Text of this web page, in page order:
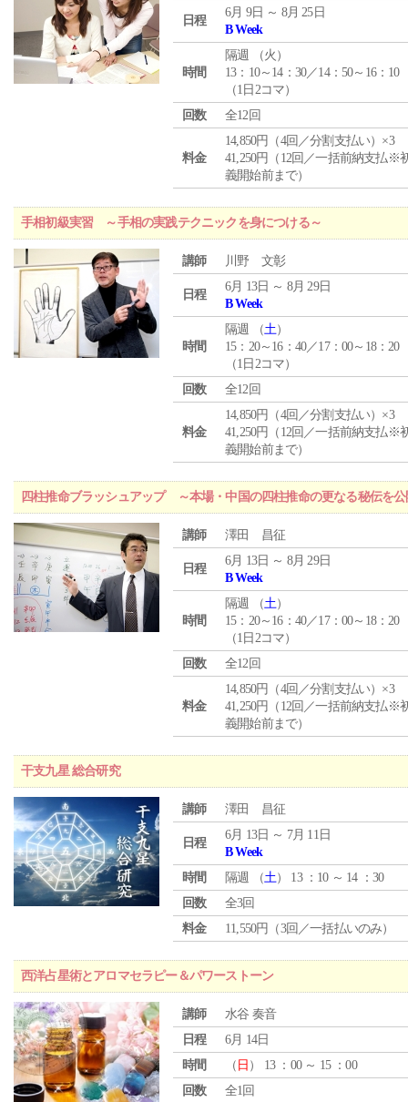
日程
6月 9日 ～ 8月 25日
B Week
時間
隔週 （火 ）
13：10～14：30／14：50～16：10
（1日2コマ）
回数
全12回
料金
14,850円（4回／分割支払い）×3
41,250円（12回／一括前納支払※
義開始前まで）
手相初級実習 ～手相の実践テクニックを身につける～
講師 川野 文彰
日程
6月 13日 ～ 8月 29日
B Week
時間
隔週 （土）
15：20～16：40／17：00～18：20
（1日2コマ）
回数
全12回
料金
14,850円（4回／分割支払い）×3
41,250円（12回／一括前納支払※
義開始前まで）
四柱推命ブラッシュアップ ～本場・中国の四柱推命の更なる秘伝を
講師 澤田 昌征
日程
6月 13日 ～ 8月 29日
B Week
時間
隔週 （土）
15：20～16：40／17：00～18：20
（1日2コマ）
回数
全12回
料金
14,850円（4回／分割支払い）×3
41,250円（12回／一括前納支払※
義開始前まで）
干支九星 総合研究
講師 澤田 昌征
日程
6月 13日 ～ 7月 11日
B Week
時間
隔週 （土） 13 ：10 ～ 14 ：30
回数
全3回
料金
11,550円（3回／一括払いのみ）
西洋占星術とアロマセラピー＆パワーストーン
講師
水谷 奏音
日程
6月 14日
時間
（ 日 ） 13 ：00 ～ 15 ：00
回数
全1回